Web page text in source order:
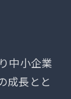
中小企業
成長とと